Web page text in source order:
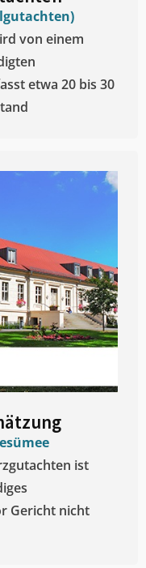
von einem
etwa 20 bis 30
ist
Gericht nicht